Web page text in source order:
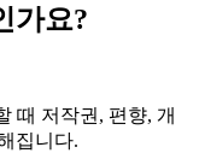
가요?
때 저작권, 편향, 개
집니다.